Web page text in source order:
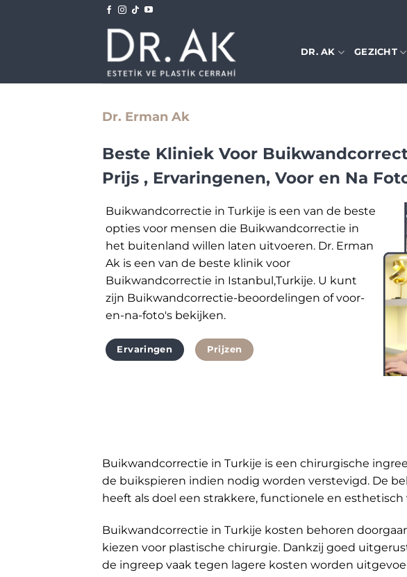
DR. AK GEZICHT
Dr. Erman Ak
Beste Kliniek Voor
Prijs , Ervaringenen, Voor en Na
Buikwandcorrectie in Turkije is een van de beste
opties voor mensen die Buikwandcorrectie in
het buitenland willen laten uitvoeren. Dr. Erman
Ak is een van de beste klinik voor
Buikwandcorrectie in Istanbul,Turkije. U kunt
zijn Buikwandcorrectie-beoordelingen of voor-
en-na-foto's bekijken.
Ervaringen Prijzen
Buikwandcorrectie in Turkije is een chirurgische
de buikspieren indien nodig worden verstevigd. De
heeft als doel een strakkere, functionele en
Buikwandcorrectie in Turkije kosten behoren
kiezen voor plastische chirurgie. Dankzij goed
de ingreep vaak tegen lagere kosten worden